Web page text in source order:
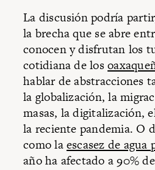
La discusión podría
la brecha que se abre
conocen y disfrutan los
cotidiana de los
hablar de abstracciones
la globalización, la
masas, la digitalización,
la reciente pandemia. O
como laescasez de agua
año ha afectado a 90%